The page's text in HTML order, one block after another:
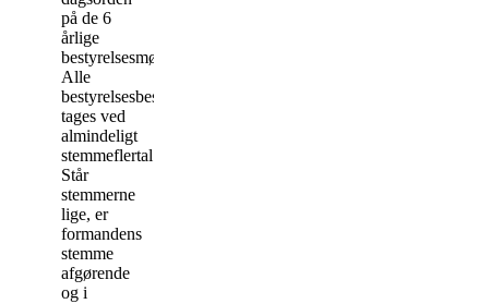
på de 6
årlige
bestyrelsesmøder.
Alle
bestyrelsesbeslutninger
tages ved
almindeligt
stemmeflertal.
Står
stemmerne
lige, er
formandens
stemme
afgørende
og i